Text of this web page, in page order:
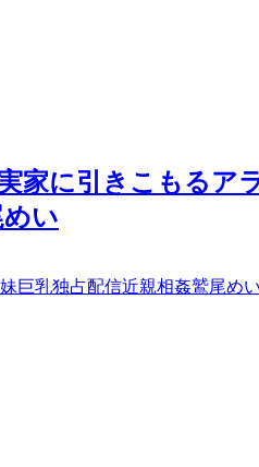
家に引きこもるア
い
巨乳独占配信近親相姦鷲尾めい